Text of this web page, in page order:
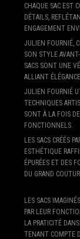
CHAQUE SAC EST
DÉTAILS,
ENGAGEMENT
JULIEN FOURNIÉ,
SON STYLE
SACS SONT UNE
ALLIANT
JULIEN FOURNIÉ
TECHNIQUES
SONT À LA FOIS
FONCTIONNELS.
LES SACS CRÉÉS
ESTHÉTIQUE
ÉPURÉES ET DES
DU GRAND
LES SACS
PAR LEUR
LA PRATICITÉ
TENANT COMPTE